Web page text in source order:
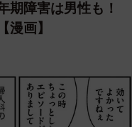
障害は男性も！
漫画】